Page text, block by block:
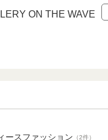
ON THE WAVE
ースファッション （2件）